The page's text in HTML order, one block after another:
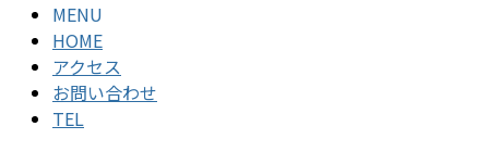
MENU
HOME
アクセス
お問い合わせ
TEL